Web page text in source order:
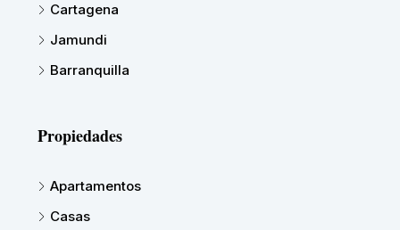
Cartagena
Jamundi
Barranquilla
Propiedades
Apartamentos
Casas